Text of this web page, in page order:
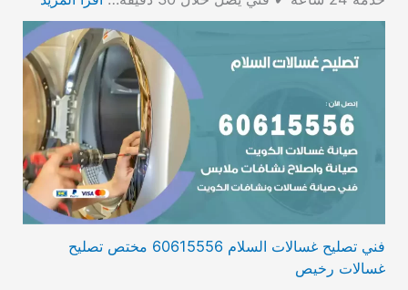
فني تصليح غسالات السلام 60615556 مختص تصليح
غسالات رخيص